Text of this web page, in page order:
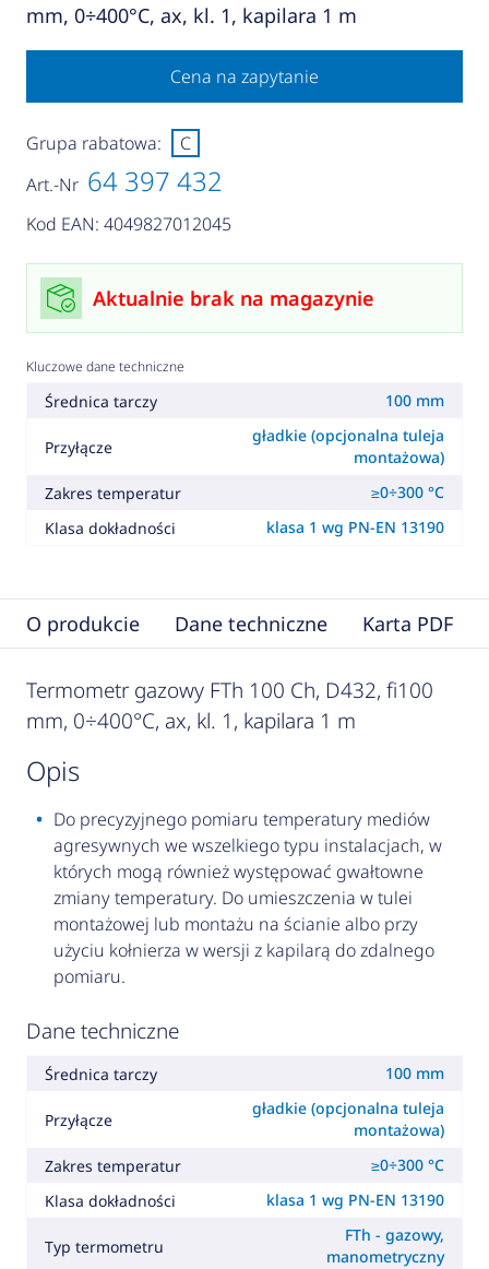
mm, 0÷400°C, ax, kl. 1, kapilara 1 m
Cena na zapytanie
Art.-Nr 64 397 432
Kod EAN: 4049827012045
Grupa rabatowa: C
Aktualnie brak na magazynie
Kluczowe dane techniczne
Średnica tarczy 100 mm
Przyłącze
gładkie (opcjonalna tuleja
montażowa)
Zakres temperatur
≥0÷300 °C
Klasa dokładności
klasa 1 wg PN-EN 13190
O produkcie Dane techniczne Karta PDF
Termometr gazowy FTh 100 Ch, D432, fi100
mm, 0÷400°C, ax, kl. 1, kapilara 1 m
opis
Do precyzyjnego pomiaru temperatury mediów
agresywnych we wszelkiego typu instalacjach, w
których mogą również występować gwałtowne
zmiany temperatury. Do umieszczenia w tulei
montażowej lub montażu na ścianie albo przy
użyciu kołnierza w wersji z kapilarą do zdalnego
pomiaru.
Dane techniczne
Średnica tarczy 100 mm
Przyłącze
gładkie (opcjonalna tuleja
montażowa)
Zakres temperatur
≥0÷300 °C
Klasa dokładności
klasa 1 wg PN-EN 13190
Typ termometru
FTh - gazowy,
manometryczny